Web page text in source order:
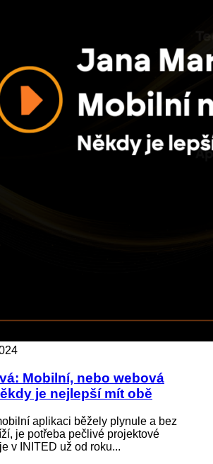
Mobilní, nebo webová
je nejlepší mít obě
aplikaci běžely plynule a bez
je potřeba pečlivé projektové
v INITED už od roku...